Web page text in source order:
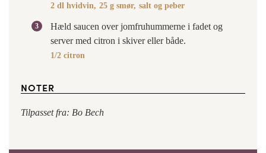
2 dl hvidvin, 25 g smør, salt og peber
Hæld saucen over jomfruhummerne i fadet og
server med citron i skiver eller både.
1/2 citron
NOTER
Tilpasset fra: Bo Bech